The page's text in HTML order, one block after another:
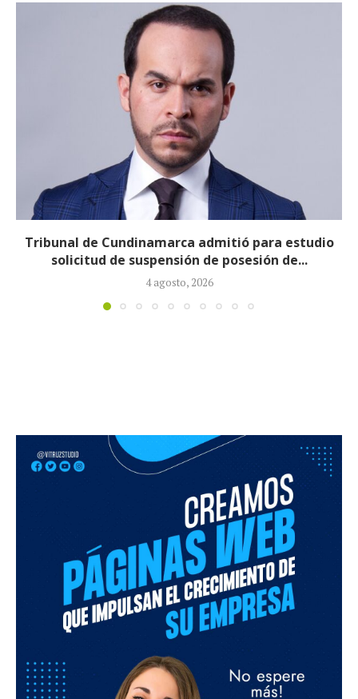
Reducirán afiliados de la Nueva EPS: propuesta de
la ministra de Salud...
3 agosto, 2026